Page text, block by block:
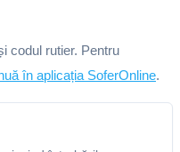
codul rutier. Pentru
în aplicația SoferOnline.